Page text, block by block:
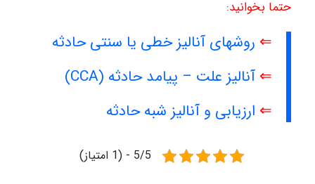
حتما بخوانید:
⇐ روشهای آنالیز خطی یا سنتی حادثه
⇐ آنالیز علت – پیامد حادثه (CCA)
⇐ ارزیابی و آنالیز شبه حادثه
5/5 - (1 امتیاز)